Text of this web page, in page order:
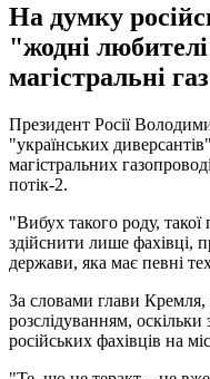
На думку
"жодні
магістральні
Президент Росії
"українських
магістральних
потік-2.
"Вибух такого роду,
здійснити лише фахівці,
держави, яка має певні
За словами глави
розслідуванням,
російських фахівців на